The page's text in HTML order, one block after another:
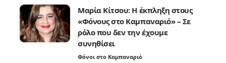
Μαρία Κίτσου: Η έκπληξη στους
«Φόνους στο Καμπαναριό» – Σε
ρόλο που δεν την έχουμε
συνηθίσει
Φόνοι στο Καμπαναριό